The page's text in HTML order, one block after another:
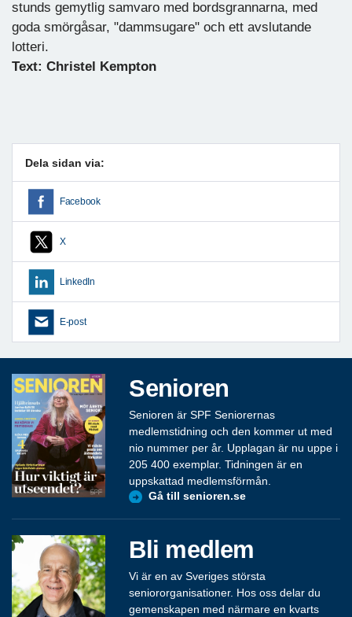
stunds gemytlig samvaro med bordsgrannarna, med
goda smörgåsar, "dammsugare" och ett avslutande
lotteri.
Text: Christel Kempton
Dela sidan via:
Facebook
X
LinkedIn
E-post
Senioren
Senioren är SPF Seniorernas
medlemstidning och den kommer ut med
nio nummer per år. Upplagan är nu uppe i
205 400 exemplar. Tidningen är en
uppskattad medlemsförmån.
Gå till senioren.se
Bli medlem
Vi är en av Sveriges största
seniororganisationer. Hos oss delar du
gemenskapen med närmare en kvarts